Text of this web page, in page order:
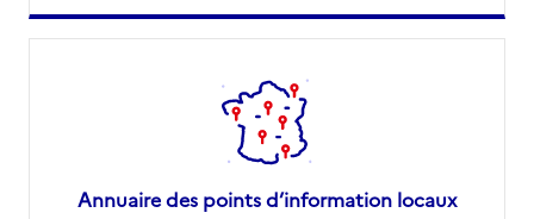
Annuaire des points d’information locaux